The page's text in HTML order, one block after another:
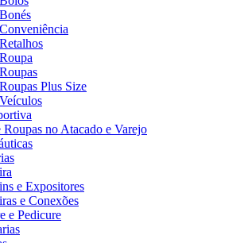
Plus Size
Roupas no Atacado e Varejo
e Expositores
e Conexões
e Pedicure